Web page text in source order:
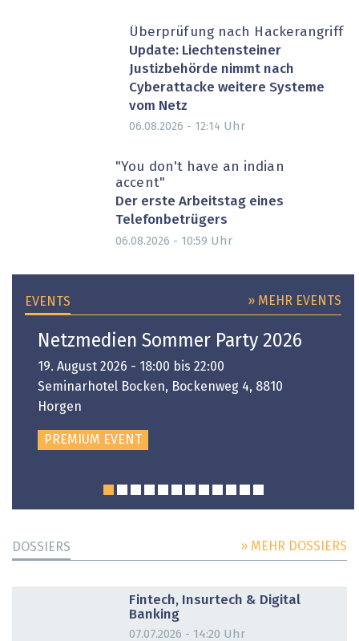
Überprüfung nach Hackerangriff
Update: Liechtensteiner
Justizbehörde nimmt nach
Cyberattacke weitere Systeme
vom Netz
06.08.2026 - 12:14 Uhr
"You don't have an indian
accent"
Der erste Arbeitstag eines
Telefonbetrügers
06.08.2026 - 10:59 Uhr
EVENTS » MEHR EVENTS
Netzmedien Sommer Party 2026
19. August 2026 - 18:00 bis 22:00
Seminarhotel Bocken, Bockenweg 4, 8810
Horgen
PREMIUM EVENT
DOSSIERS » MEHR DOSSIERS
Fintech, Insurtech & Digital
Banking
07.07.2026 - 14:20 Uhr